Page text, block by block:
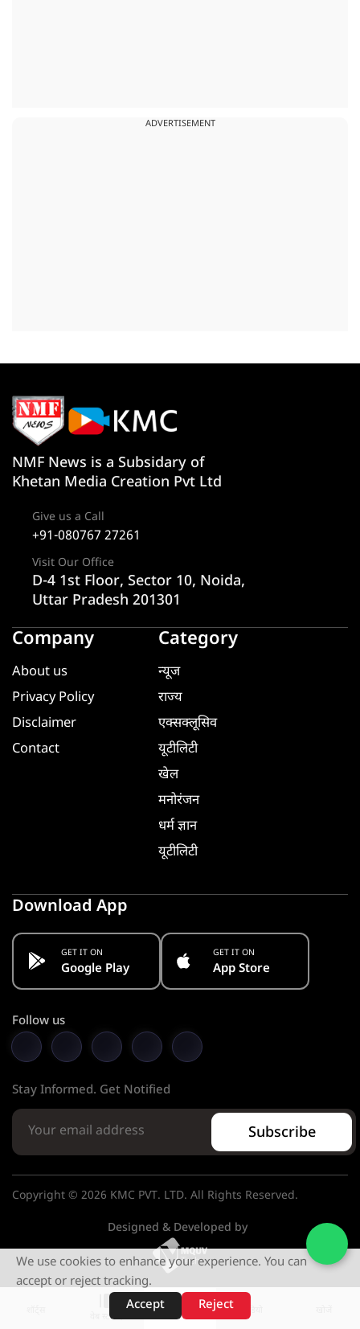
ADVERTISEMENT
वेब स्टोरीज़
NMF News is a Subsidary of
Khetan Media Creation Pvt Ltd
Give us a Call
+91-080767 27261
Visit Our Office
D-4 1st Floor, Sector 10, Noida,
Uttar Pradesh 201301
Company
About us
Privacy Policy
Disclaimer
Contact
Category
न्यूज
राज्य
एक्सक्लूसिव
यूटीलिटी
खेल
मनोरंजन
धर्म ज्ञान
यूटीलिटी
Download App
GET IT ON
Google Play
GET IT ON
App Store
Follow us
Stay Informed. Get Notified
Subscribe
Copyright © 2026 KMC PVT. LTD. All Rights Reserved.
Designed & Developed by
We use cookies to enhance your experience. You can
accept or reject tracking.
Accept
Reject